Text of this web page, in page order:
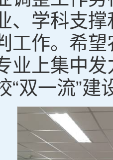
、学科支
工作。希
业上集中
“双一流”建